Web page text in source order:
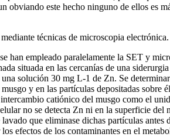
obviando este hecho ninguno de ellos es
técnicas de microscopia electrónica.
han empleado paralelamente la SET y
situada en las cercanías de una
solución 30 mg L-1 de Zn. Se
y en las partículas depositadas
catiónico del musgo como el
no se detecta Zn ni en la superficie
que eliminase dichas partículas
efectos de los contaminantes en el